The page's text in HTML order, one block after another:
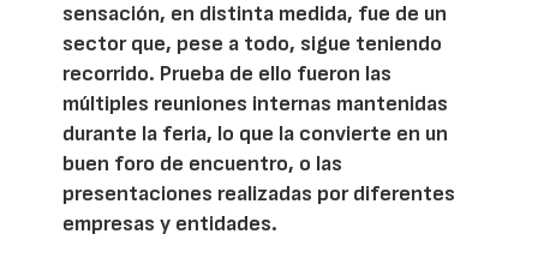
sensación, en distinta medida, fue de un
sector que, pese a todo, sigue teniendo
recorrido. Prueba de ello fueron las
múltiples reuniones internas mantenidas
durante la feria, lo que la convierte en un
buen foro de encuentro, o las
presentaciones realizadas por diferentes
empresas y entidades.